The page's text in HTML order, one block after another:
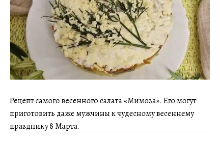
Рецепт самого весенного салата «Мимоза». Его могут
приготовить даже мужчины к чудесному весеннему
празднику 8 Марта.